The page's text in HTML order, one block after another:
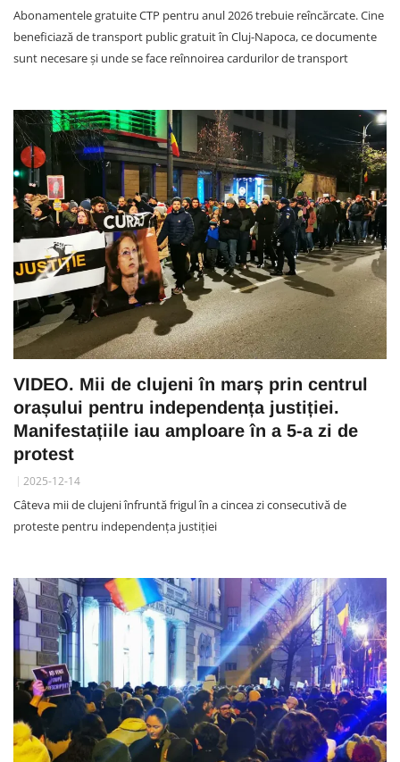
Abonamentele gratuite CTP pentru anul 2026 trebuie reîncărcate. Cine
beneficiază de transport public gratuit în Cluj-Napoca, ce documente
sunt necesare și unde se face reînnoirea cardurilor de transport
VIDEO. Mii de clujeni în marș prin centrul
orașului pentru independența justiției.
Manifestațiile iau amploare în a 5-a zi de
protest
2025-12-14
Câteva mii de clujeni înfruntă frigul în a cincea zi consecutivă de
proteste pentru independența justiției